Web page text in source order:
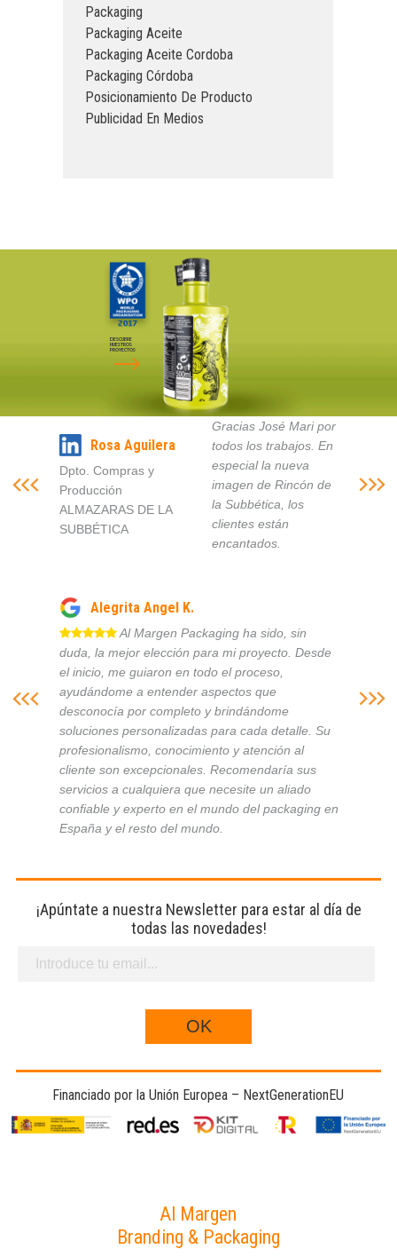
Packaging
Packaging Aceite
Packaging Aceite Cordoba
Packaging Córdoba
Posicionamiento De Producto
Publicidad En Medios
DESCUBRE
NUESTROS
PROYECTOS
Rosa Aguilera
Dpto. Compras y
Producción
ALMAZARAS DE LA
SUBBÉTICA
Gracias José Mari por
todos los trabajos. En
especial la nueva
imagen de Rincón de
la Subbética, los
clientes están
encantados.
Alegrita Angel K.
Al Margen Packaging ha sido, sin
duda, la mejor elección para mi proyecto. Desde
el inicio, me guiaron en todo el proceso,
ayudándome a entender aspectos que
desconocía por completo y brindándome
soluciones personalizadas para cada detalle. Su
profesionalismo, conocimiento y atención al
cliente son excepcionales. Recomendaría sus
servicios a cualquiera que necesite un aliado
confiable y experto en el mundo del packaging en
España y el resto del mundo.
¡Apúntate a nuestra Newsletter para estar al día de
todas las novedades!
Financiado por la Unión Europea – NextGenerationEU
Al Margen
Branding & Packaging